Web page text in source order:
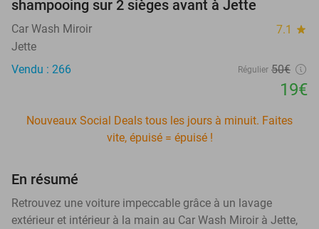
shampooing sur 2 sièges avant à Jette
Car Wash Miroir 7.1 star
Jette
Vendu : 266
Régulier 50€
19€
Nouveaux Social Deals tous les jours à minuit. Faites
vite, épuisé = épuisé !
En résumé
Retrouvez une voiture impeccable grâce à un lavage
extérieur et intérieur à la main au Car Wash Miroir à Jette,